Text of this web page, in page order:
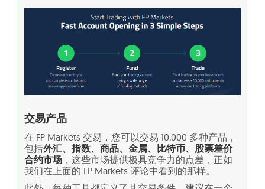
交易产品
在 FP Markets 交易，您可以交易 10,000 多种产品，
包括外汇、指数、商品、金属、比特币、股票差价
合约市场 ，这些市场提供极具竞争力的点差，正如
我们在上面的 FP Markets 评论中看到的那样。